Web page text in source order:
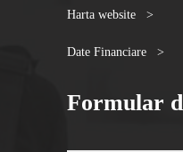
Harta website >
Date Financiare >
Formular